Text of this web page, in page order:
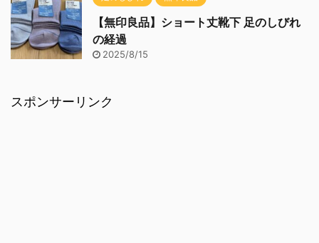
【無印良品】ショート丈靴下 足のしびれ
の経過
2025/8/15
スポンサーリンク